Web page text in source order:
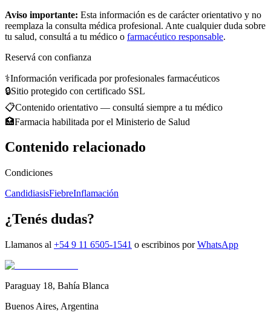
Aviso importante: Esta información es de carácter orientativo y no
reemplaza la consulta médica profesional. Ante cualquier duda sobre
tu salud, consultá a tu médico o farmacéutico responsable.
Reservá con confianza
⚕️Información verificada por profesionales farmacéuticos
🔒Sitio protegido con certificado SSL
📋Contenido orientativo — consultá siempre a tu médico
🏥Farmacia habilitada por el Ministerio de Salud
Contenido relacionado
Condiciones
CandidiasisFiebreInflamación
¿Tenés dudas?
Llamanos al +54 9 11 6505-1541 o escribinos por WhatsApp
Paraguay 18, Bahía Blanca
Buenos Aires, Argentina